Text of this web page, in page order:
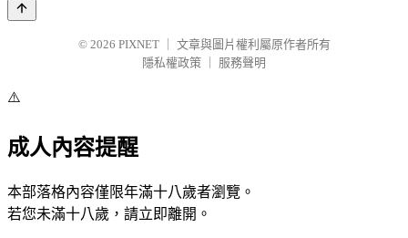
© 2026 PIXNET
文章與圖片權利屬原作者所有
隱私權政策
服務聲明
⚠️
成人內容提醒
本部落格內容僅限年滿十八歲者瀏覽。
若您未滿十八歲，請立即離開。